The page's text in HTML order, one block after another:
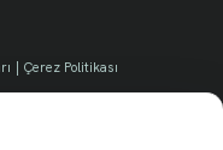
| Çerez Politikası